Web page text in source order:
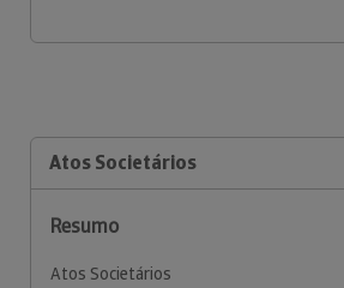
Atos Societários
Resumo
Atos Societários